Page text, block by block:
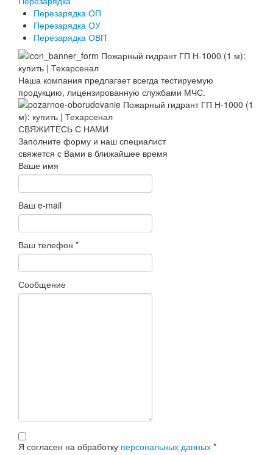
Перезарядка ОП
Перезарядка ОУ
Перезарядка ОВП
Наша компания предлагает всегда тестируемую
продукцию, лицензированную службами МЧС.
СВЯЖИТЕСЬ С НАМИ
Заполните форму и наш специалист
свяжется с Вами в ближайшее время
Ваше имя
Ваш e-mail
Ваш телефон *
Сообщение
Я согласен на обработку персональных данных *